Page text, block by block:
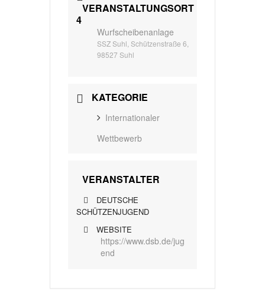
VERANSTALTUNGSORT
4
Wurfscheibenanlage
SSZ Suhl, Schützenstraße 6,
98527 Suhl
KATEGORIE
Internationaler
Wettbewerb
VERANSTALTER
DEUTSCHE
SCHÜTZENJUGEND
WEBSITE
https://www.dsb.de/jug
end